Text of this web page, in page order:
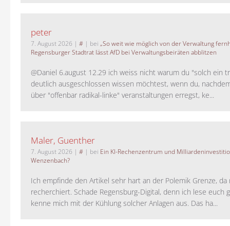
peter
7. August 2026 | # | bei „So weit wie möglich von der Verwaltung
Regensburger Stadtrat lässt AfD bei Verwaltungsbeiräten abblitzen
@Daniel 6.august 12.29 ich weiss nicht warum du "solch ein
deutlich ausgeschlossen wissen möchtest, wenn du,
über "offenbar radikal-linke" veranstaltungen erregst, ke...
Maler, Guenther
7. August 2026 | # | bei Ein KI-Rechenzentrum und
Wenzenbach?
Ich empfinde den Artikel sehr hart an der Polemik Grenze,
recherchiert. Schade Regensburg-Digital, denn ich lese euch
kenne mich mit der Kühlung solcher Anlagen aus. Das ha...